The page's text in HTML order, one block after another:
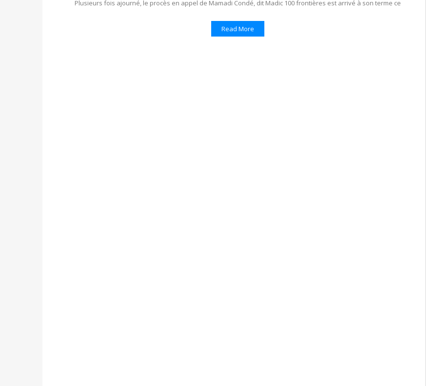
Plusieurs fois ajourné, le procès en appel de Mamadi Condé, dit Madic 100 frontières est arrivé à son terme ce
Read More